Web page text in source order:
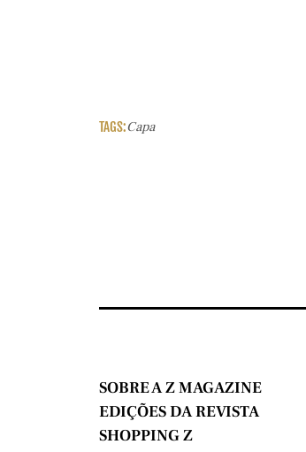
TAGS:Capa
SOBRE A Z MAGAZINE
EDIÇÕES DA REVISTA
SHOPPING Z